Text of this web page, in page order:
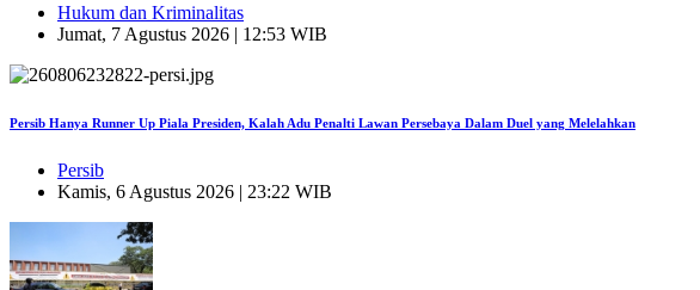
Hukum dan Kriminalitas
Jumat, 7 Agustus 2026 | 12:53 WIB
Persib Hanya Runner Up Piala Presiden, Kalah Adu Penalti Lawan Persebaya Dalam Duel yang Melelahkan
Persib
Kamis, 6 Agustus 2026 | 23:22 WIB